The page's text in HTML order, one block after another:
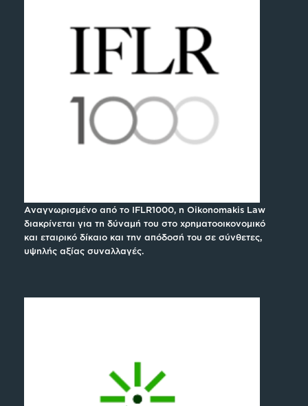
Αναγνωρισμένο από το IFLR1000, η Oikonomakis Law
διακρίνεται για τη δύναμή του στο χρηματοοικονομικό
και εταιρικό δίκαιο και την απόδοσή του σε σύνθετες,
υψηλής αξίας συναλλαγές.